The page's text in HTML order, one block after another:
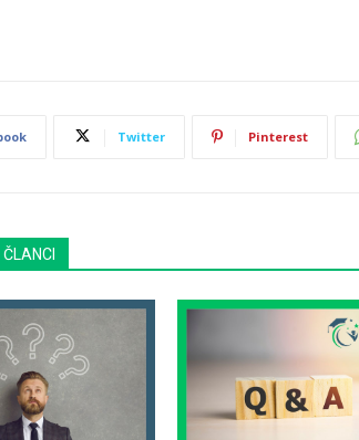
Twitter Pinterest